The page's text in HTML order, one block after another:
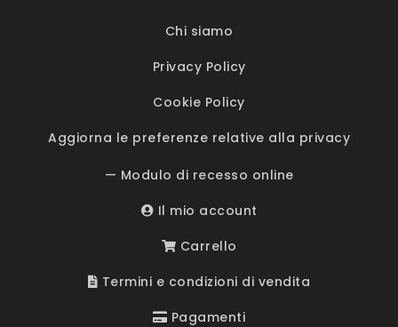
Chi siamo
Privacy Policy
Cookie Policy
Aggiorna le preferenze relative alla privacy
— Modulo di recesso online
Il mio account
Carrello
Termini e condizioni di vendita
Pagamenti